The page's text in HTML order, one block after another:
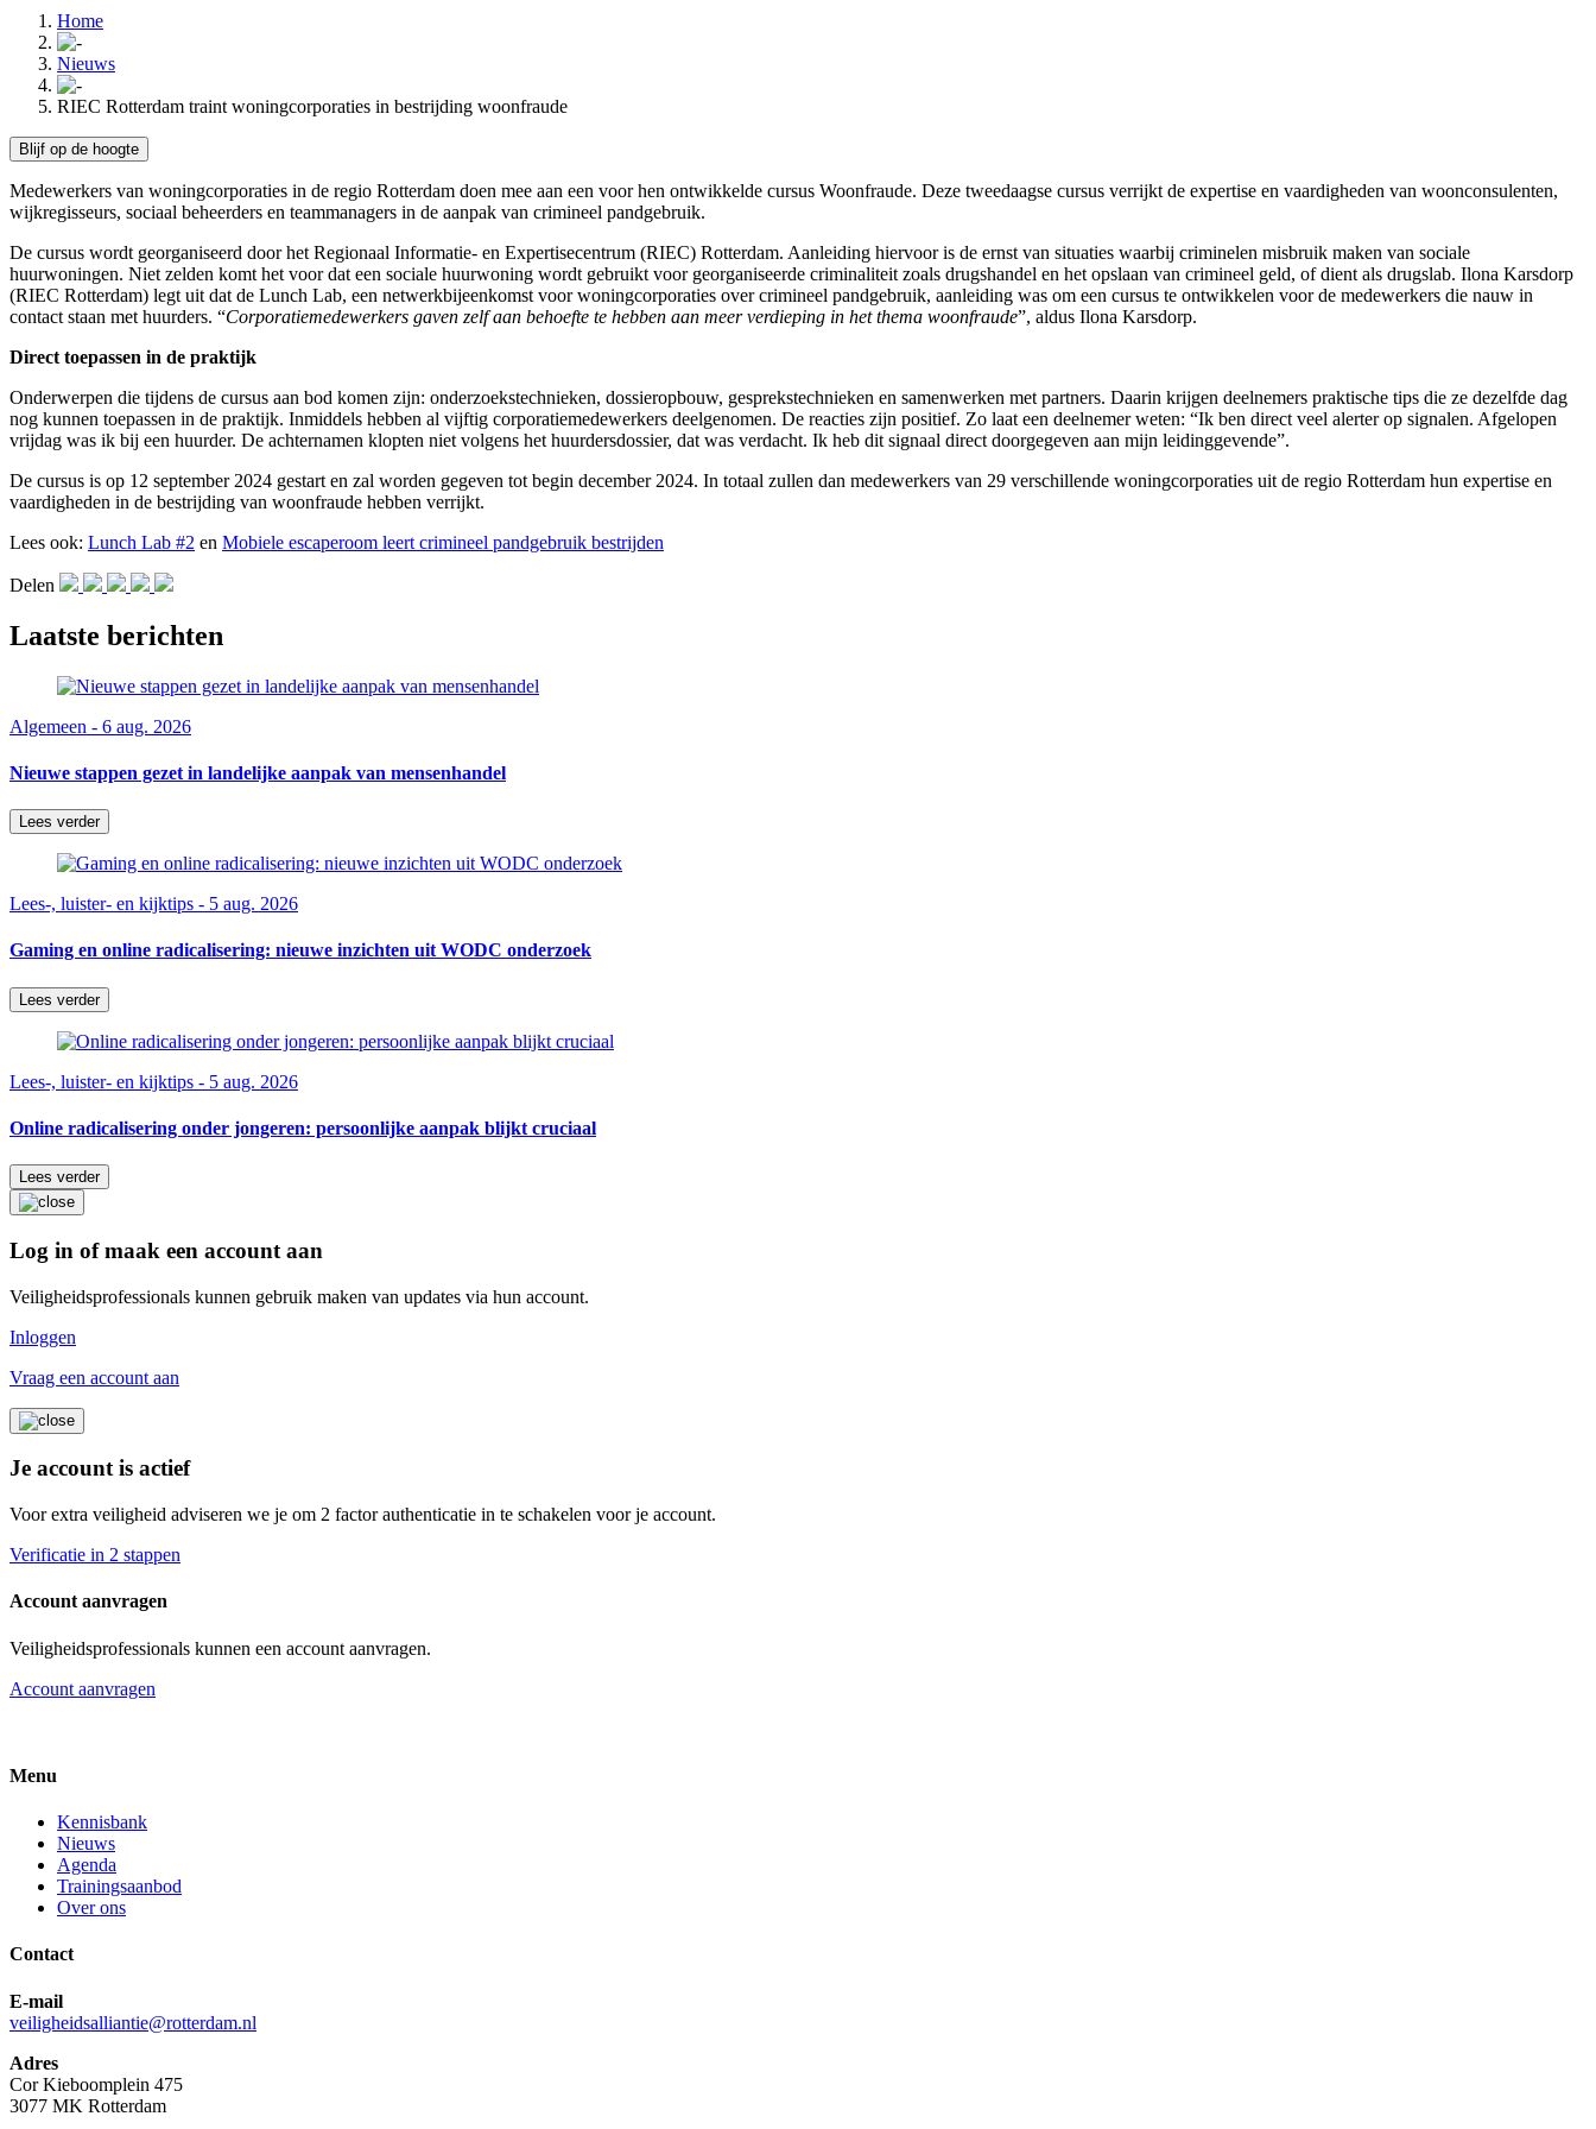
Home
Nieuws
RIEC Rotterdam traint woningcorporaties in bestrijding woonfraude
Blijf op de hoogte
Medewerkers van woningcorporaties in de regio Rotterdam doen mee aan een voor hen ontwikkelde cursus Woonfraude. Deze tweedaagse cursus verrijkt de expertise en vaardigheden van woonconsulenten,
wijkregisseurs, sociaal beheerders en teammanagers in de aanpak van crimineel pandgebruik.
De cursus wordt georganiseerd door het Regionaal Informatie- en Expertisecentrum (RIEC) Rotterdam. Aanleiding hiervoor is de ernst van situaties waarbij criminelen misbruik maken van sociale
huurwoningen. Niet zelden komt het voor dat een sociale huurwoning wordt gebruikt voor georganiseerde criminaliteit zoals drugshandel en het opslaan van crimineel geld, of dient als drugslab. Ilona Karsdorp
(RIEC Rotterdam) legt uit dat de Lunch Lab, een netwerkbijeenkomst voor woningcorporaties over crimineel pandgebruik, aanleiding was om een cursus te ontwikkelen voor de medewerkers die nauw in
contact staan met huurders. “Corporatiemedewerkers gaven zelf aan behoefte te hebben aan meer verdieping in het thema woonfraude”, aldus Ilona Karsdorp.
Direct toepassen in de praktijk
Onderwerpen die tijdens de cursus aan bod komen zijn: onderzoekstechnieken, dossieropbouw, gesprekstechnieken en samenwerken met partners. Daarin krijgen deelnemers praktische tips die ze dezelfde dag
nog kunnen toepassen in de praktijk. Inmiddels hebben al vijftig corporatiemedewerkers deelgenomen. De reacties zijn positief. Zo laat een deelnemer weten: “Ik ben direct veel alerter op signalen. Afgelopen
vrijdag was ik bij een huurder. De achternamen klopten niet volgens het huurdersdossier, dat was verdacht. Ik heb dit signaal direct doorgegeven aan mijn leidinggevende”.
De cursus is op 12 september 2024 gestart en zal worden gegeven tot begin december 2024. In totaal zullen dan medewerkers van 29 verschillende woningcorporaties uit de regio Rotterdam hun expertise en
vaardigheden in de bestrijding van woonfraude hebben verrijkt.
Lees ook: Lunch Lab #2 en Mobiele escaperoom leert crimineel pandgebruik bestrijden
Delen
Laatste berichten
Algemeen - 6 aug. 2026
Nieuwe stappen gezet in landelijke aanpak van mensenhandel
Lees verder
Lees-, luister- en kijktips - 5 aug. 2026
Gaming en online radicalisering: nieuwe inzichten uit WODC onderzoek
Lees verder
Lees-, luister- en kijktips - 5 aug. 2026
Online radicalisering onder jongeren: persoonlijke aanpak blijkt cruciaal
Lees verder
Log in of maak een account aan
Veiligheidsprofessionals kunnen gebruik maken van updates via hun account.
Inloggen
Vraag een account aan
Je account is actief
Voor extra veiligheid adviseren we je om 2 factor authenticatie in te schakelen voor je account.
Verificatie in 2 stappen
Account aanvragen
Veiligheidsprofessionals kunnen een account aanvragen.
Account aanvragen
Menu
Kennisbank
Nieuws
Agenda
Trainingsaanbod
Over ons
Contact
E-mail
veiligheidsalliantie@rotterdam.nl
Adres
Cor Kieboomplein 475
3077 MK Rotterdam